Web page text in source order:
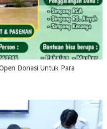
Donasi Untuk Para